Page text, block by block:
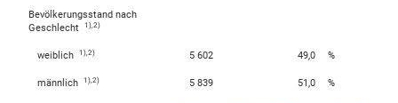
Bevölkerungsstand nach
Geschlecht 1),2)
weiblich 1),2) 5 602 49,0 %
männlich 1),2) 5 839 51,0 %